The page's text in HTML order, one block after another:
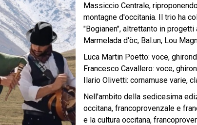
Massiccio Centrale,
montagne d'occitania. Il trio ha
"Bogianen", altrettanto in
Marmelada d'òc, Bal.un, Lou
Luca Martin Poetto: voce,
Francesco Cavallero: voce,
Ilario Olivetti: cornamuse varie,
Nell'ambito della sedicesima
occitana, francoprovenzale e
e la cultura occitana,